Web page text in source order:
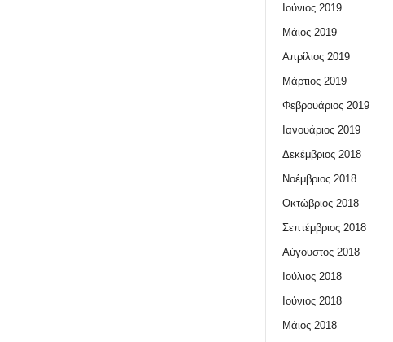
Ιούνιος 2019
Μάιος 2019
Απρίλιος 2019
Μάρτιος 2019
Φεβρουάριος 2019
Ιανουάριος 2019
Δεκέμβριος 2018
Νοέμβριος 2018
Οκτώβριος 2018
Σεπτέμβριος 2018
Αύγουστος 2018
Ιούλιος 2018
Ιούνιος 2018
Μάιος 2018